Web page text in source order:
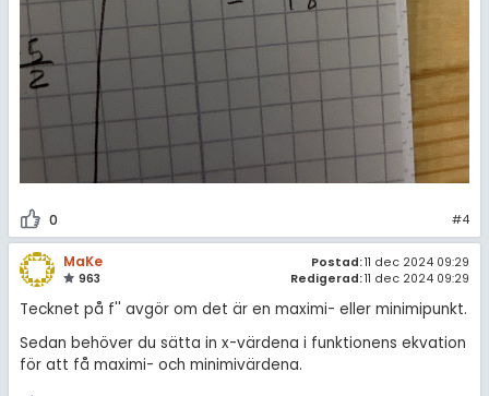
0 #4
MaKe
963
Postad:11 dec 2024 09:29
Redigerad:11 dec 2024 09:29
Tecknet på f'' avgör om det är en maximi- eller minimipunkt.
Sedan behöver du sätta in x-värdena i funktionens ekvation
för att få maximi- och minimivärdena.